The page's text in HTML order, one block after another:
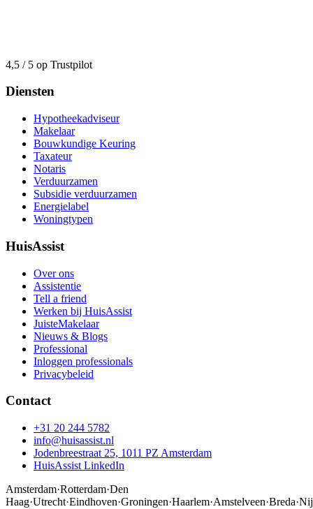
4,5 / 5 op Trustpilot
Diensten
Hypotheekadviseur
Makelaar
Bouwkundige Keuring
Taxateur
Notaris
Verduurzamen
Subsidie verduurzamen
Energielabel
Woningtypen
HuisAssist
Over ons
Assistentie
Tell a friend
Werken bij HuisAssist
JuisteMakelaar
Nieuws & Blogs
Professional
Inloggen professionals
Privacybeleid
Contact
+31 20 244 5782
info@huisassist.nl
Jodenbreestraat 25, 1011 PZ Amsterdam
HuisAssist LinkedIn
Amsterdam·Rotterdam·Den
Haag·Utrecht·Eindhoven·Groningen·Haarlem·Amstelveen·Breda·